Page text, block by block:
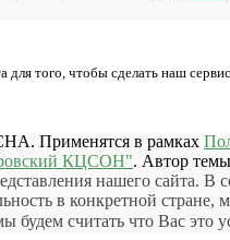
того, чтобы сделать наш
Применятся в рамках
КЦСОН". Автор
нашего сайта. В
в конкретной стране,
считать что Вас это